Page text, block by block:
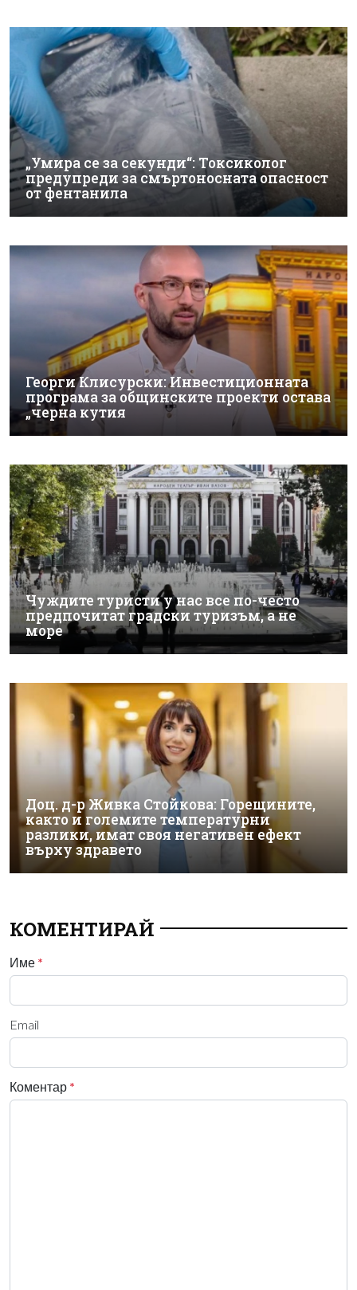
„Умира се за секунди“: Токсиколог
предупреди за смъртоносната опасност
от фентанила
Георги Клисурски: Инвестиционната
програма за общинските проекти остава
„черна кутия
Чуждите туристи у нас все по-често
предпочитат градски туризъм, а не
море
Доц. д-р Живка Стойкова: Горещините,
както и големите температурни
разлики, имат своя негативен ефект
върху здравето
КОМЕНТИРАЙ
Име *
Email
Коментар *